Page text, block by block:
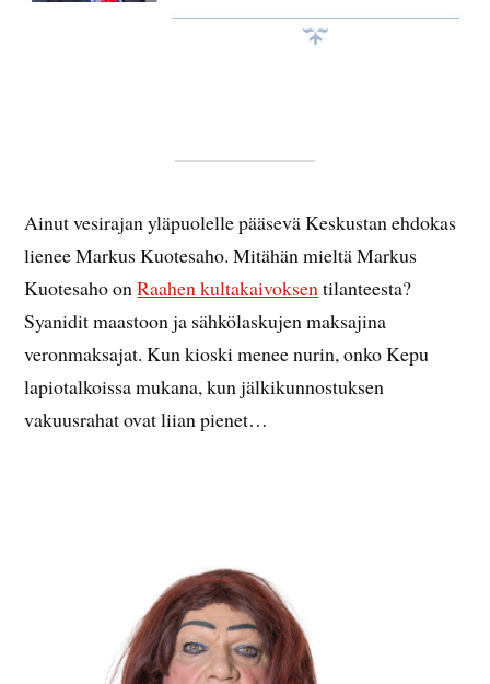
Ainut vesirajan yläpuolelle pääsevä Keskustan ehdokas
lienee Markus Kuotesaho. Mitähän mieltä Markus
Kuotesaho onRaahen kultakaivoksentilanteesta?
Syanidit maastoon ja sähkölaskujen maksajina
veronmaksajat. Kun kioski menee nurin, onko Kepu
lapiotalkoissa mukana, kun jälkikunnostuksen
vakuusrahat ovat liian pienet…